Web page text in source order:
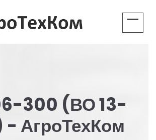
300 (ВО 13-
- АгроТехКом